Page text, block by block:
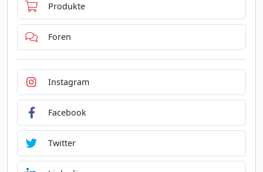
Produkte
Foren
Instagram
Facebook
Twitter